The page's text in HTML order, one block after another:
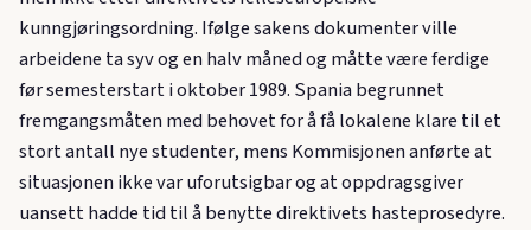
kunngjøringsordning. Ifølge sakens dokumenter ville
arbeidene ta syv og en halv måned og måtte være ferdige
før semesterstart i oktober 1989. Spania begrunnet
fremgangsmåten med behovet for å få lokalene klare til et
stort antall nye studenter, mens Kommisjonen anførte at
situasjonen ikke var uforutsigbar og at oppdragsgiver
uansett hadde tid til å benytte direktivets hasteprosedyre.